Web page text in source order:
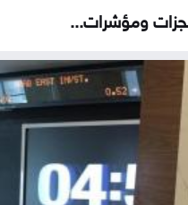
ومؤشرات...